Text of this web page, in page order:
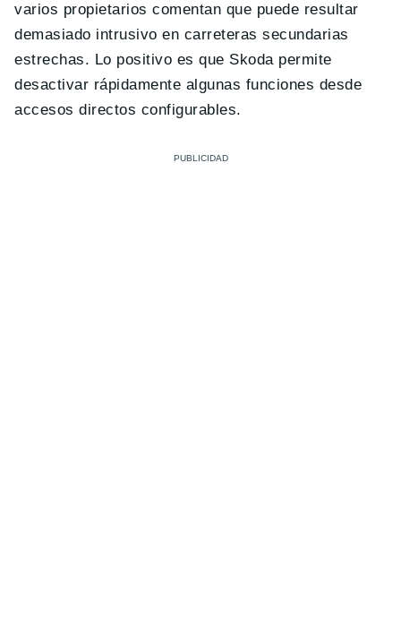
varios propietarios comentan que puede resultar
demasiado intrusivo en carreteras secundarias
estrechas. Lo positivo es que Skoda permite
desactivar rápidamente algunas funciones desde
accesos directos configurables.